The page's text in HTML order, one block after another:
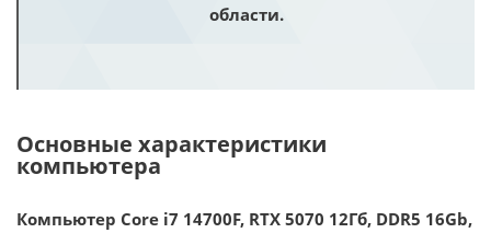
области.
Основные характеристики
компьютера
Компьютер Core i7 14700F, RTX 5070 12Гб, DDR5 16Gb,